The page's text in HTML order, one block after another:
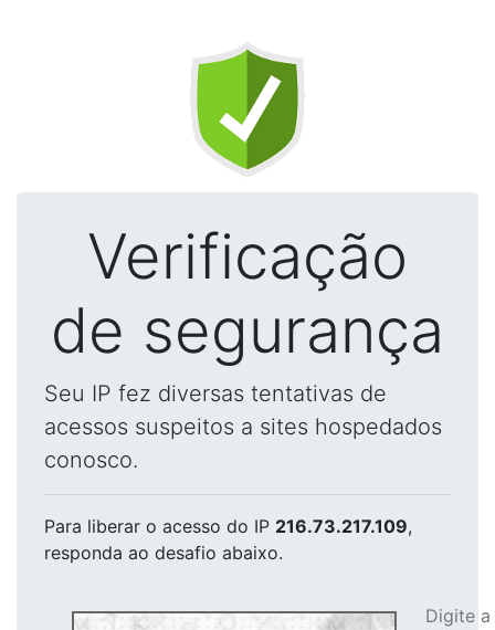
Verificação
de segurança
Seu IP fez diversas tentativas de
acessos suspeitos a sites hospedados
conosco.
Para liberar o acesso do IP 216.73.217.109,
responda ao desafio abaixo.
Digite